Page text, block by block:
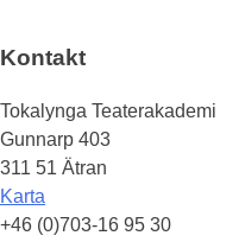
Kontakt
Tokalynga Teaterakademi
Gunnarp 403
311 51 Ätran
Karta
+46 (0)703-16 95 30